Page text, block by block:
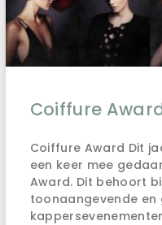
Coiffure
Coiffure Award Dit
een keer mee
Award. Dit behoort
toonaangevende